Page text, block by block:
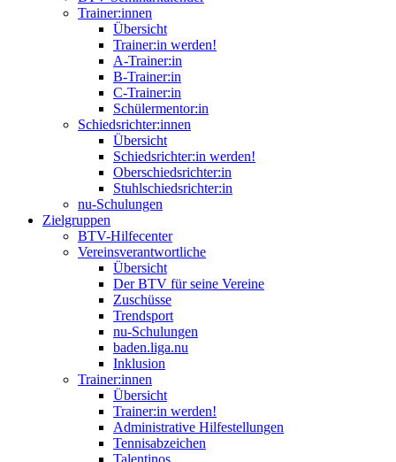
Trainer:innen
Übersicht
Trainer:in werden!
A-Trainer:in
B-Trainer:in
C-Trainer:in
Schülermentor:in
Schiedsrichter:innen
Übersicht
Schiedsrichter:in werden!
Oberschiedsrichter:in
Stuhlschiedsrichter:in
nu-Schulungen
Zielgruppen
BTV-Hilfecenter
Vereinsverantwortliche
Übersicht
Der BTV für seine Vereine
Zuschüsse
Trendsport
nu-Schulungen
baden.liga.nu
Inklusion
Trainer:innen
Übersicht
Trainer:in werden!
Administrative Hilfestellungen
Tennisabzeichen
Talentinos